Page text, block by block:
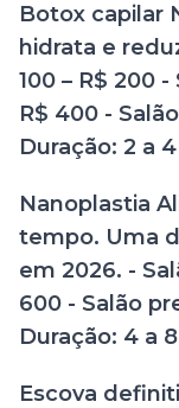
Botox capilar
hidrata e
100 – R$ 200
R$ 400 -
Duração: 2 a
Nanoplastia
tempo. Uma
em 2026. -
600 - Salão
Duração: 4 a
Escova